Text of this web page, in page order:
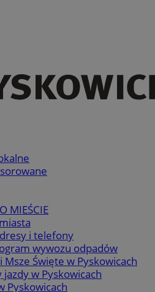
MIEŚCIE
i telefony
wywozu odpadów
Msze Święte w Pyskowicach
jazdy w Pyskowicach
Pyskowicach